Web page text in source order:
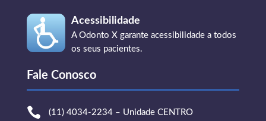
Acessibilidade
A Odonto X garante acessibilidade a todos
os seus pacientes.
Fale Conosco
 (11) 4034-2234 – Unidade CENTRO